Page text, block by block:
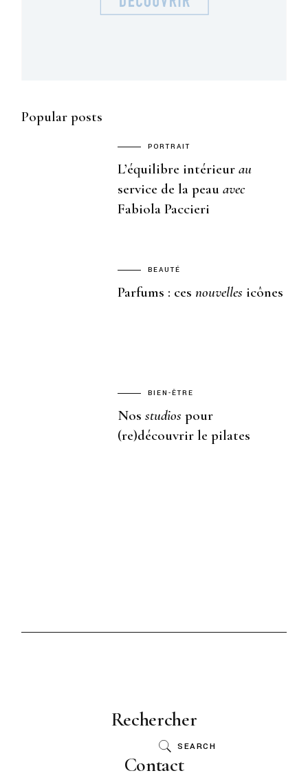
Popular posts
PORTRAIT
L’équilibre intérieurau
service de la peauavec
Fabiola Paccieri
BEAUTÉ
Parfums : cesnouvelles icônes
BIEN-ÊTRE
Nosstudios pour
(re)découvrir le pilates
Rechercher
SEARCH
Contact